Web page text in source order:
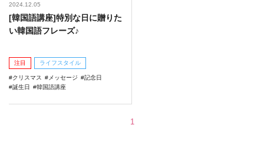
2024.12.05
[韓国語講座]特別な日に贈りた
い韓国語フレーズ♪
注目 ライフスタイル
クリスマス メッセージ
記念日
誕生日
韓国語講座
1